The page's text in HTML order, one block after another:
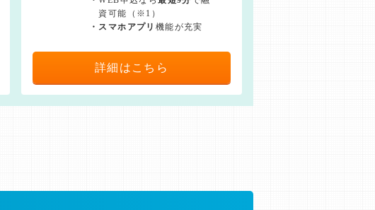
資可能（※1）
・ スマホアプリ 機能が充実
詳細はこちら